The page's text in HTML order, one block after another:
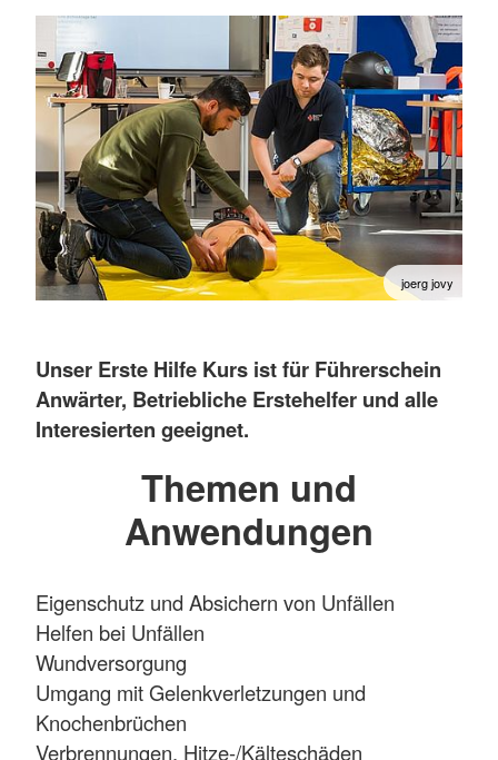
joerg jovy
Unser Erste Hilfe Kurs ist für Führerschein
Anwärter, Betriebliche Erstehelfer und alle
Interesierten geeignet.
Themen und
Anwendungen
Eigenschutz und Absichern von Unfällen
Helfen bei Unfällen
Wundversorgung
Umgang mit Gelenkverletzungen und
Knochenbrüchen
Verbrennungen, Hitze-/Kälteschäden